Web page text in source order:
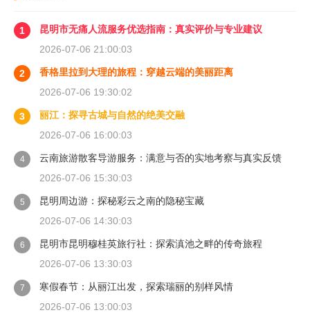
1
昆明市无痛人流服务优选指南：真实评价与专业建议
2026-07-06 21:00:03
2
香格里拉到大理的旅程：穿越云端的美丽距离
2026-07-06 19:30:02
3
丽江：探寻古城与自然的绝美交融
2026-07-06 16:00:03
4
云南旅游散客导游服务：满意与否的实地考察与真实反馈
2026-07-06 15:30:03
5
昆明周边游：探秘彩云之南的隐秘宝藏
2026-07-06 14:30:03
6
昆明市昆明穆桂英旅行社：探索滇池之畔的传奇旅程
2026-07-06 13:30:03
7
寒假春节：从丽江出发，探索瑞丽的别样风情
2026-07-06 13:00:03